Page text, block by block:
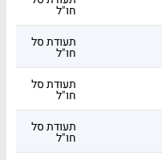
חו"ל
תעודת סל
חו"ל
תעודת סל
חו"ל
תעודת סל
חו"ל